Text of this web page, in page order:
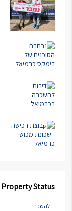
Property Status
להשכרה